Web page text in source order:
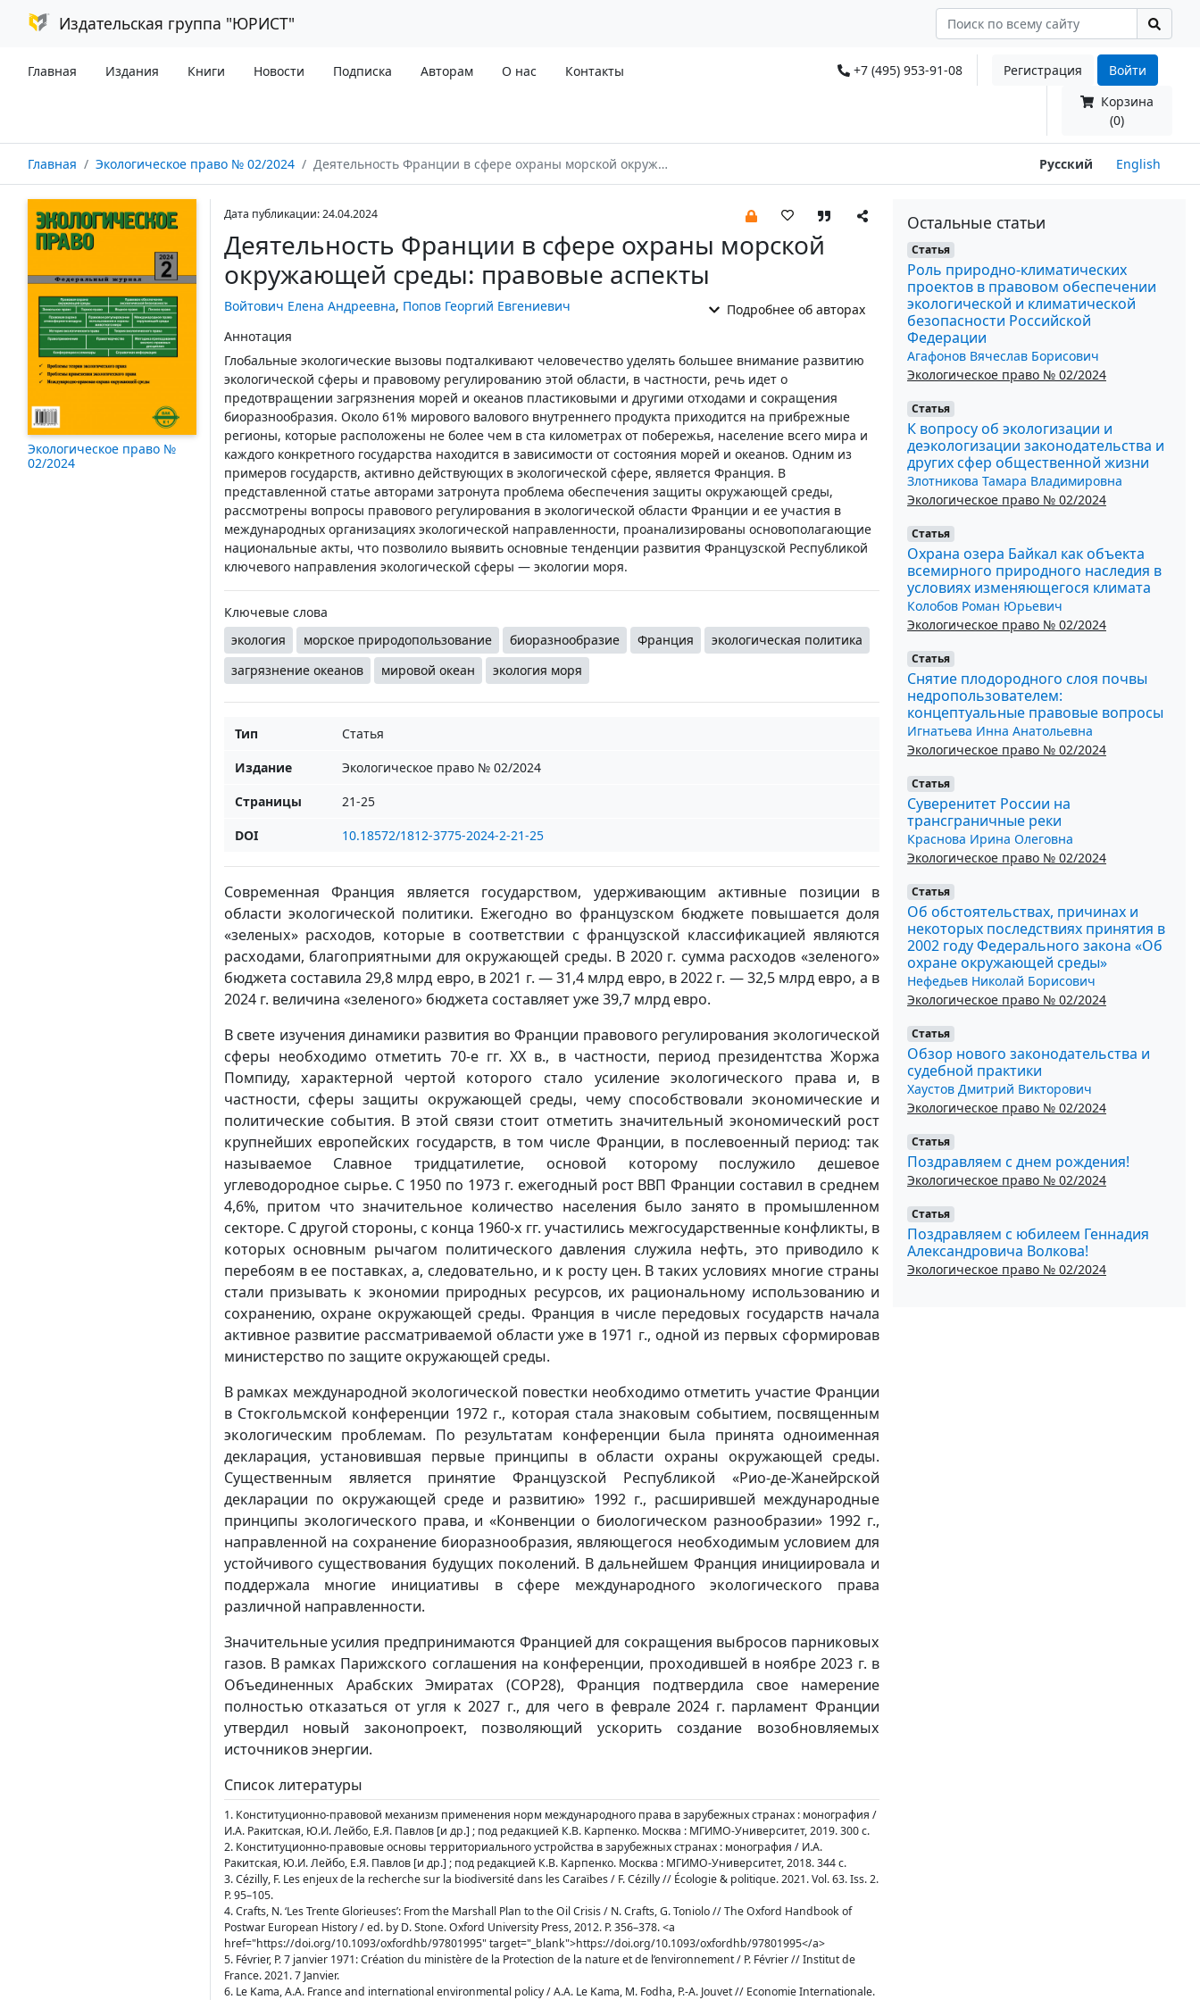
Издательская группа "ЮРИСТ"
Главная Издания Книги Новости Подписка Авторам О нас Контакты +7 (495) 953-91-08 Регистрация
Войти
Корзина
(0)
Главная Экологическое право № 02/2024 Деятельность Франции в сфере охраны морской окружающей среды: правовые аспекты Русский English
Экологическое право №
02/2024
Дата публикации: 24.04.2024
Деятельность Франции в сфере охраны морской
окружающей среды: правовые аспекты
Войтович Елена Андреевна, Попов Георгий Евгениевич
Подробнее об авторах
Аннотация
Глобальные экологические вызовы подталкивают человечество уделять большее внимание развитию
экологической сферы и правовому регулированию этой области, в частности, речь идет о
предотвращении загрязнения морей и океанов пластиковыми и другими отходами и сокращения
биоразнообразия. Около 61% мирового валового внутреннего продукта приходится на прибрежные
регионы, которые расположены не более чем в ста километрах от побережья, население всего мира и
каждого конкретного государства находится в зависимости от состояния морей и океанов. Одним из
примеров государств, активно действующих в экологической сфере, является Франция. В
представленной статье авторами затронута проблема обеспечения защиты окружающей среды,
рассмотрены вопросы правового регулирования в экологической области Франции и ее участия в
международных организациях экологической направленности, проанализированы основополагающие
национальные акты, что позволило выявить основные тенденции развития Французской Республикой
ключевого направления экологической сферы — экологии моря.
Ключевые слова
экология
морское природопользование биоразнообразие Франция
экологическая политика
загрязнение океанов
мировой океан экология моря
Тип
Статья
Издание
Экологическое право № 02/2024
Страницы
21-25
DOI
10.18572/1812-3775-2024-2-21-25
Современная Франция является государством, удерживающим активные позиции в
области экологической политики. Ежегодно во французском бюджете повышается доля
«зеленых» расходов, которые в соответствии с французской классификацией являются
расходами, благоприятными для окружающей среды. В 2020 г. сумма расходов «зеленого»
бюджета составила 29,8 млрд евро, в 2021 г. — 31,4 млрд евро, в 2022 г. — 32,5 млрд евро, а в
2024 г. величина «зеленого» бюджета составляет уже 39,7 млрд евро.
В свете изучения динамики развития во Франции правового регулирования экологической
сферы необходимо отметить 70-е гг. XX в., в частности, период президентства Жоржа
Помпиду, характерной чертой которого стало усиление экологического права и, в
частности, сферы защиты окружающей среды, чему способствовали экономические и
политические события. В этой связи стоит отметить значительный экономический рост
крупнейших европейских государств, в том числе Франции, в послевоенный период: так
называемое Славное тридцатилетие, основой которому послужило дешевое
углеводородное сырье. С 1950 по 1973 г. ежегодный рост ВВП Франции составил в среднем
4,6%, притом что значительное количество населения было занято в промышленном
секторе. С другой стороны, с конца 1960-х гг. участились межгосударственные конфликты, в
которых основным рычагом политического давления служила нефть, это приводило к
перебоям в ее поставках, а, следовательно, и к росту цен. В таких условиях многие страны
стали призывать к экономии природных ресурсов, их рациональному использованию и
сохранению, охране окружающей среды. Франция в числе передовых государств начала
активное развитие рассматриваемой области уже в 1971 г., одной из первых сформировав
министерство по защите окружающей среды.
В рамках международной экологической повестки необходимо отметить участие Франции
в Стокгольмской конференции 1972 г., которая стала знаковым событием, посвященным
экологическим проблемам. По результатам конференции была принята одноименная
декларация, установившая первые принципы в области охраны окружающей среды.
Существенным является принятие Французской Республикой «Рио-де-Жанейрской
декларации по окружающей среде и развитию» 1992 г., расширившей международные
принципы экологического права, и «Конвенции о биологическом разнообразии» 1992 г.,
направленной на сохранение биоразнообразия, являющегося необходимым условием для
устойчивого существования будущих поколений. В дальнейшем Франция инициировала и
поддержала многие инициативы в сфере международного экологического права
различной направленности.
Значительные усилия предпринимаются Францией для сокращения выбросов парниковых
газов. В рамках Парижского соглашения на конференции, проходившей в ноябре 2023 г. в
Объединенных Арабских Эмиратах (COP28), Франция подтвердила свое намерение
полностью отказаться от угля к 2027 г., для чего в феврале 2024 г. парламент Франции
утвердил новый законопроект, позволяющий ускорить создание возобновляемых
источников энергии.
Список литературы
1. Конституционно-правовой механизм применения норм международного права в зарубежных странах : монография /
И.А. Ракитская, Ю.И. Лейбо, Е.Я. Павлов [и др.] ; под редакцией К.В. Карпенко. Москва : МГИМО-Университет, 2019. 300 с.
2. Конституционно-правовые основы территориального устройства в зарубежных странах : монография / И.А.
Ракитская, Ю.И. Лейбо, Е.Я. Павлов [и др.] ; под редакцией К.В. Карпенко. Москва : МГИМО-Университет, 2018. 344 с.
3. Cézilly, F. Les enjeux de la recherche sur la biodiversité dans les Caraïbes / F. Cézilly // Écologie & politique. 2021. Vol. 63. Iss. 2.
P. 95–105.
4. Crafts, N. ‘Les Trente Glorieuses’: From the Marshall Plan to the Oil Crisis / N. Crafts, G. Toniolo // The Oxford Handbook of
Postwar European History / ed. by D. Stone. Oxford University Press, 2012. P. 356–378. <a
href="https://doi.org/10.1093/oxfordhb/97801995" target="_blank">https://doi.org/10.1093/oxfordhb/97801995</a>
5. Février, P. 7 janvier 1971: Création du ministère de la Protection de la nature et de l’environnement / P. Février // Institut de
France. 2021. 7 Janvier.
6. Le Kama, A.A. France and international environmental policy / A.A. Le Kama, M. Fodha, P.-A. Jouvet // Economie Internationale.
Остальные статьи
Статья
Роль природно-климатических
проектов в правовом обеспечении
экологической и климатической
безопасности Российской
Федерации
Агафонов Вячеслав Борисович
Экологическое право № 02/2024
Статья
К вопросу об экологизации и
деэкологизации законодательства и
других сфер общественной жизни
Злотникова Тамара Владимировна
Экологическое право № 02/2024
Статья
Охрана озера Байкал как объекта
всемирного природного наследия в
условиях изменяющегося климата
Колобов Роман Юрьевич
Экологическое право № 02/2024
Статья
Снятие плодородного слоя почвы
недропользователем:
концептуальные правовые вопросы
Игнатьева Инна Анатольевна
Экологическое право № 02/2024
Статья
Суверенитет России на
трансграничные реки
Краснова Ирина Олеговна
Экологическое право № 02/2024
Статья
Об обстоятельствах, причинах и
некоторых последствиях принятия в
2002 году Федерального закона «Об
охране окружающей среды»
Нефедьев Николай Борисович
Экологическое право № 02/2024
Статья
Обзор нового законодательства и
судебной практики
Хаустов Дмитрий Викторович
Экологическое право № 02/2024
Статья
Поздравляем с днем рождения!
Экологическое право № 02/2024
Статья
Поздравляем с юбилеем Геннадия
Александровича Волкова!
Экологическое право № 02/2024